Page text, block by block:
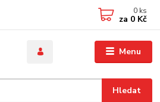
Menu
Hledat
0 ks
za 0 Kč